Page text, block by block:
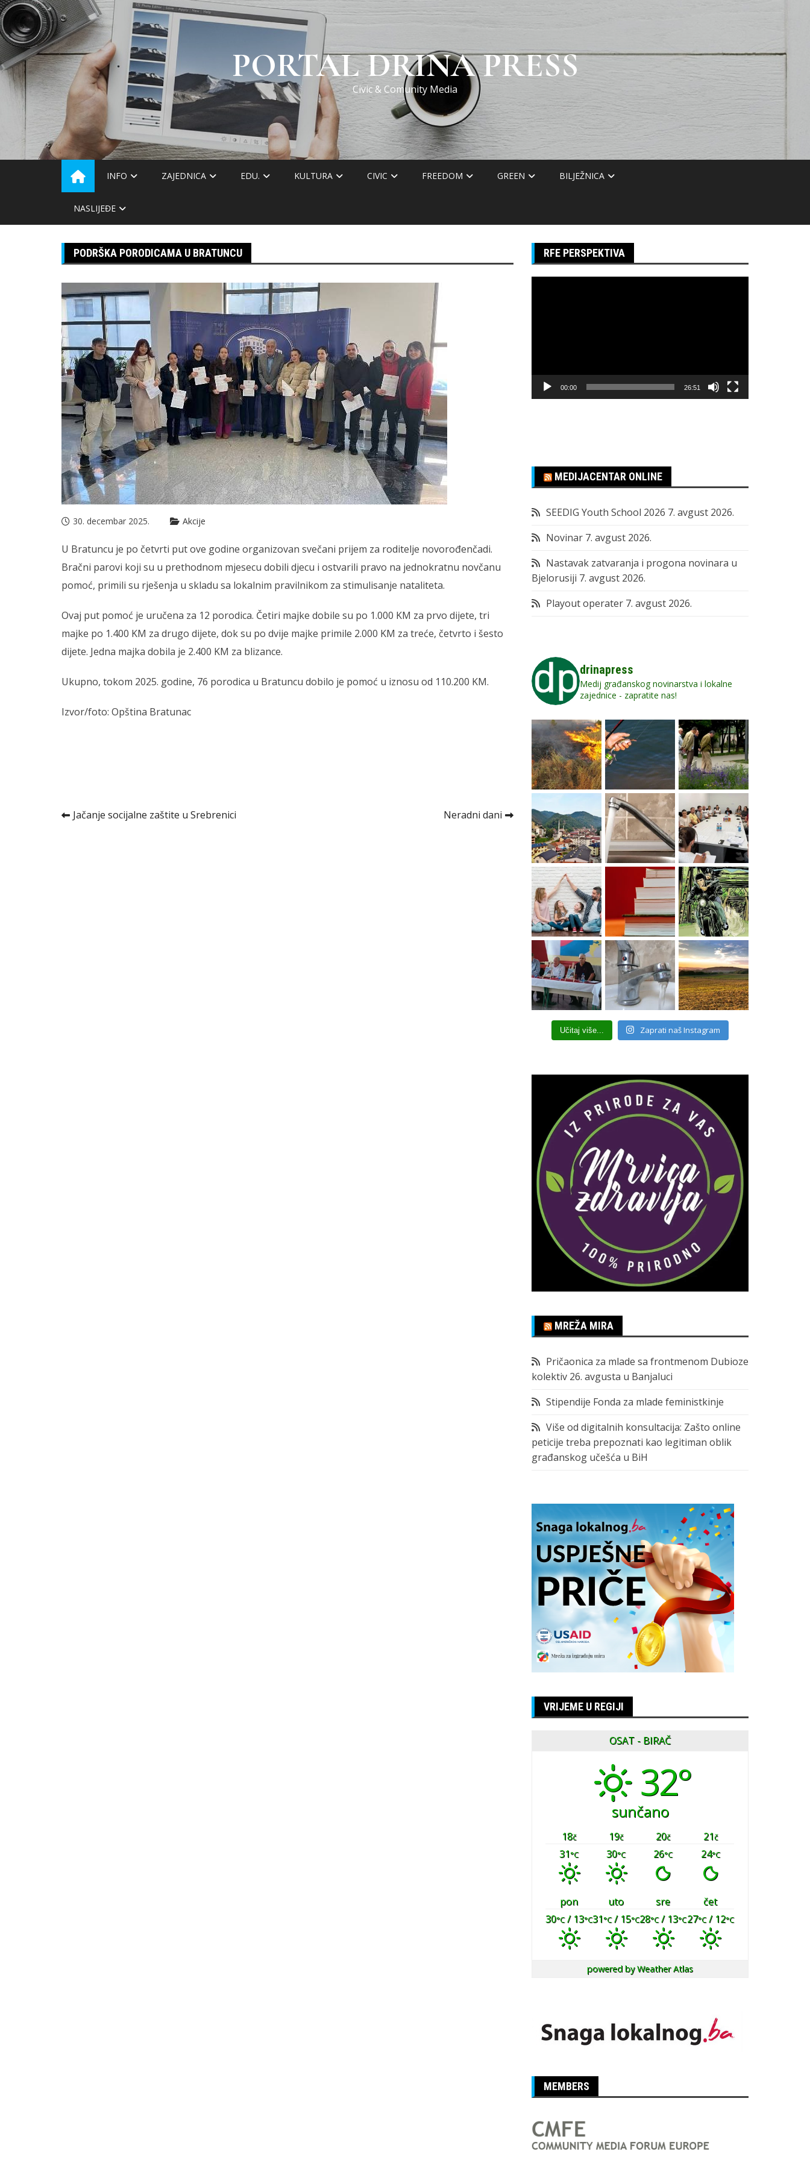
Skip
to
content
PORTAL DRINA PRESS
Civic & Comunity Media
INFO ZAJEDNICA EDU. KULTURA CIVIC FREEDOM GREEN BILJEŽNICA
NASLIJEĐE
PODRŠKA PORODICAMA U BRATUNCU
30. decembar 2025. Akcije
U Bratuncu je po četvrti put ove godine organizovan svečani prijem za roditelje novorođenčadi.
Bračni parovi koji su u prethodnom mjesecu dobili djecu i ostvarili pravo na jednokratnu novčanu
pomoć, primili su rješenja u skladu sa lokalnim pravilnikom za stimulisanje nataliteta.
Ovaj put pomoć je uručena za 12 porodica. Četiri majke dobile su po 1.000 KM za prvo dijete, tri
majke po 1.400 KM za drugo dijete, dok su po dvije majke primile 2.000 KM za treće, četvrto i šesto
dijete. Jedna majka dobila je 2.400 KM za blizance.
Ukupno, tokom 2025. godine, 76 porodica u Bratuncu dobilo je pomoć u iznosu od 110.200 KM.
Izvor/foto: Opština Bratunac
Kretanje
Jačanje socijalne zaštite u Srebrenici Neradni dani
RFE PERSPEKTIVA
00:00 26:51
MEDIJACENTAR ONLINE
SEEDIG Youth School 2026 7. avgust 2026.
Novinar 7. avgust 2026.
Nastavak zatvaranja i progona novinara u
Bjelorusiji 7. avgust 2026.
Playout operater 7. avgust 2026.
drinapress
Medij građanskog novinarstva i lokalne
zajednice - zapratite nas!
Učitaj više... Zaprati naš Instagram
MREŽA MIRA
Pričaonica za mlade sa frontmenom Dubioze
kolektiv 26. avgusta u Banjaluci
Stipendije Fonda za mlade feministkinje
Više od digitalnih konsultacija: Zašto online
peticije treba prepoznati kao legitiman oblik
građanskog učešća u BiH
VRIJEME U REGIJI
OSAT - BIRAČ
32°
sunčano
18č 19č 20č 21č
31°C 30°C 26°C 24°C
pon uto sre
čet
30°C/ 13°C31°C/ 15°C28°C/ 13°C27°C/ 12°C
powered byWeather Atlas
MEMBERS